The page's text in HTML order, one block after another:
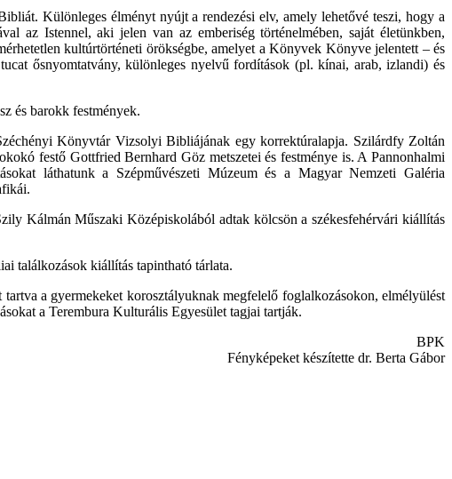
Különleges élményt nyújt a rendezési elv, amely lehetővé teszi, hogy a
az Istennel, aki jelen van az emberiség történelmében, saját életünkben,
kultúrtörténeti örökségbe, amelyet a Könyvek Könyve jelentett – és
ősnyomtatvány, különleges nyelvű fordítások (pl. kínai, arab, izlandi) és
és barokk festmények.
Könyvtár Vizsolyi Bibliájának egy korrektúralapja. Szilárdfy Zoltán
festő Gottfried Bernhard Göz metszetei és festménye is. A Pannonhalmi
láthatunk a Szépművészeti Múzeum és a Magyar Nemzeti Galéria
Kálmán Műszaki Középiskolából adtak kölcsön a székesfehérvári kiállítás
találkozások kiállítás tapintható tárlata.
a gyermekeket korosztályuknak megfelelő foglalkozásokon, elmélyülést
a Terembura Kulturális Egyesület tagjai tartják.
BPK
Fényképeket készítette dr. Berta Gábor